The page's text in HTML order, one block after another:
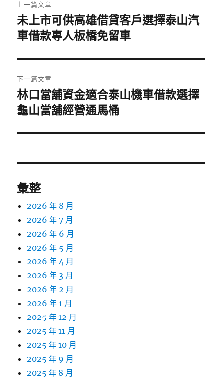
章
導
覽
上一篇文章
上
一
文
章:
未上市可供高雄借貸客戶選擇泰山汽
車借款專人板橋免留車
下一篇文章
下
一
文
林口當舖資金適合泰山機車借款選擇
龜山當舖經營通馬桶
彙整
2026 年 8 月
2026 年 7 月
2026 年 6 月
2026 年 5 月
2026 年 4 月
2026 年 3 月
2026 年 2 月
2026 年 1 月
2025 年 12 月
2025 年 11 月
2025 年 10 月
2025 年 9 月
2025 年 8 月